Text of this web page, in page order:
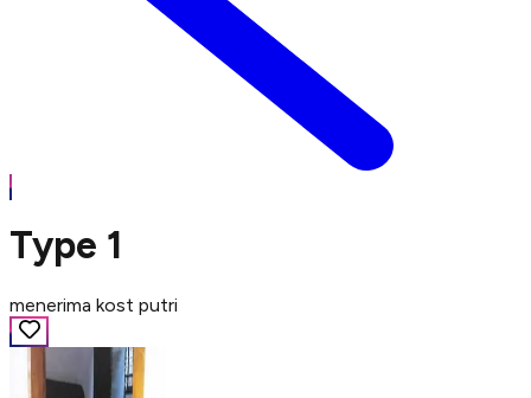
Type 1
menerima kost putri